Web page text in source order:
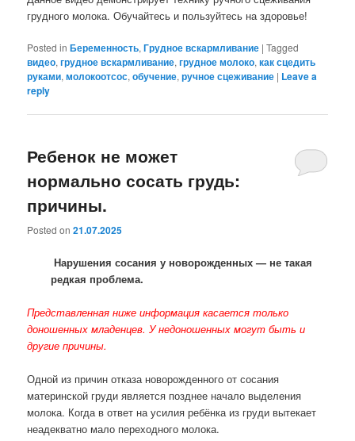
грудного молока. Обучайтесь и пользуйтесь на здоровье!
Posted in Беременность,Грудное вскармливание |Tagged
видео,грудное вскармливание,грудное молоко,как сцедить
руками,молокоотсос,обучение,ручное сцеживание | Leave a
reply
Ребенок не может
нормально сосать грудь:
причины.
Posted on21.07.2025
Нарушения сосания у новорожденных — не такая
редкая проблема.
Представленная ниже информация касается только
доношенных младенцев. У недоношенных могут быть и
другие причины.
Одной из причин отказа новорожденного от сосания
материнской груди является позднее начало выделения
молока. Когда в ответ на усилия ребёнка из груди вытекает
неадекватно мало переходного молока.